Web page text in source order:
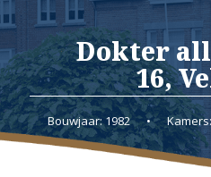
Dokter
16,
Bouwjaar: 1982 •